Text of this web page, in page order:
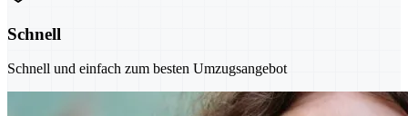
Schnell
Schnell und einfach zum besten Umzugsangebot